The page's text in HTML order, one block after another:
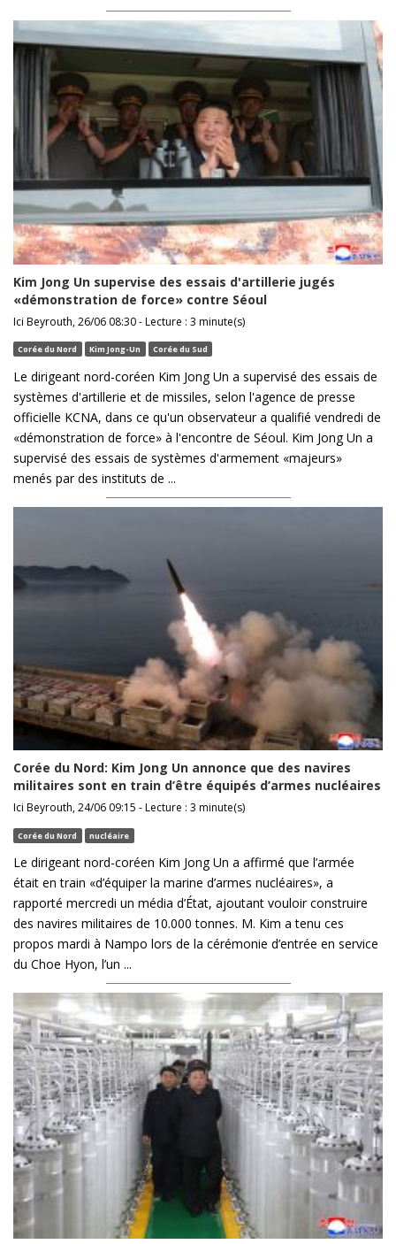
Kim Jong Un supervise des essais d'artillerie jugés
«démonstration de force» contre Séoul
Ici Beyrouth, 26/06 08:30 - Lecture : 3 minute(s)
Corée du Nord Kim Jong-Un Corée du Sud
Le dirigeant nord-coréen Kim Jong Un a supervisé des essais de
systèmes d'artillerie et de missiles, selon l'agence de presse
officielle KCNA, dans ce qu'un observateur a qualifié vendredi de
«démonstration de force» à l'encontre de Séoul. Kim Jong Un a
supervisé des essais de systèmes d'armement «majeurs»
menés par des instituts de ...
Corée du Nord: Kim Jong Un annonce que des navires
militaires sont en train d’être équipés d’armes nucléaires
Ici Beyrouth, 24/06 09:15 - Lecture : 3 minute(s)
Corée du Nord nucléaire
Le dirigeant nord-coréen Kim Jong Un a affirmé que l’armée
était en train «d’équiper la marine d’armes nucléaires», a
rapporté mercredi un média d’État, ajoutant vouloir construire
des navires militaires de 10.000 tonnes. M. Kim a tenu ces
propos mardi à Nampo lors de la cérémonie d’entrée en service
du Choe Hyon, l’un ...